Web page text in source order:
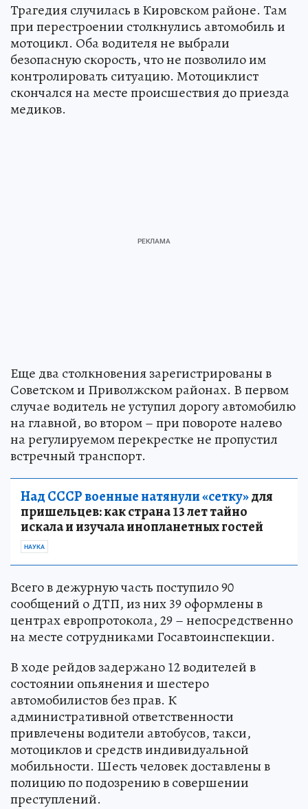
Трагедия случилась в Кировском районе. Там
при перестроении столкнулись автомобиль и
мотоцикл. Оба водителя не выбрали
безопасную скорость, что не позволило им
контролировать ситуацию. Мотоциклист
скончался на месте происшествия до приезда
медиков.
Еще два столкновения зарегистрированы в
Советском и Приволжском районах. В первом
случае водитель не уступил дорогу автомобилю
на главной, во втором – при повороте налево
на регулируемом перекрестке не пропустил
встречный транспорт.
Над СССР военные натянули «сетку»для
пришельцев: как страна 13 лет тайно
искала и изучала инопланетных гостей
НАУКА
Всего в дежурную часть поступило 90
сообщений о ДТП, из них 39 оформлены в
центрах европротокола, 29 – непосредственно
на месте сотрудниками Госавтоинспекции.
В ходе рейдов задержано 12 водителей в
состоянии опьянения и шестеро
автомобилистов без прав. К
административной ответственности
привлечены водители автобусов, такси,
мотоциклов и средств индивидуальной
мобильности. Шесть человек доставлены в
полицию по подозрению в совершении
преступлений.